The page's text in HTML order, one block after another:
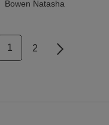
Bowen Natasha
1 2 Next